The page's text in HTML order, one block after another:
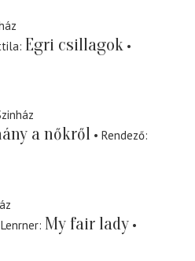
Egri csillagok
a nőkről
Rendező
My fair lady